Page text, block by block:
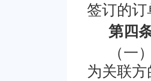
签订的
第四
（一
为关联